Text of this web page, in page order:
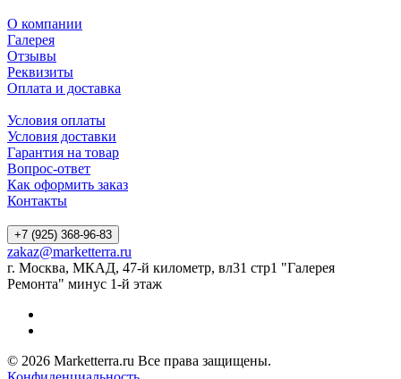
О компании
Галерея
Отзывы
Реквизиты
Оплата и доставка
Условия оплаты
Условия доставки
Гарантия на товар
Вопрос-ответ
Как оформить заказ
Контакты
+7 (925) 368-96-83
zakaz@marketterra.ru
г. Москва, МКАД, 47-й километр, вл31 стр1 "Галерея
Ремонта" минус 1-й этаж
© 2026 Marketterra.ru Все права защищены.